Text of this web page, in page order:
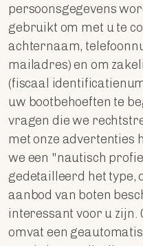
persoonsgegevens
gebruikt om met u te
achternaam,
mailadres) en om
(fiscaal
uw bootbehoeften te
vragen die we
met onze advertenties
we een "nautisch
gedetailleerd het type,
aanbod van boten
interessant voor u
omvat een